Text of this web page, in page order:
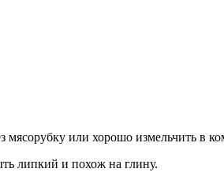
мясорубку или хорошо измельчить в
липкий и похож на глину.